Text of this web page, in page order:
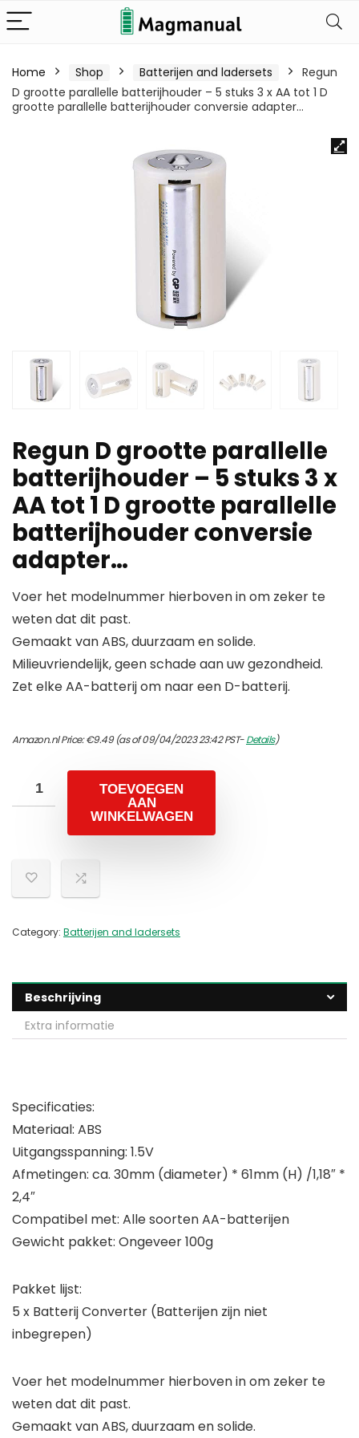
Home Shop Batterijen and ladersets
Regun
D grootte parallelle batterijhouder – 5 stuks 3 x AA tot 1 D
grootte parallelle batterijhouder conversie adapter…
Regun D grootte parallelle
batterijhouder – 5 stuks 3 x
AA tot 1 D grootte parallelle
batterijhouder conversie
adapter…
Voer het modelnummer hierboven in om zeker te
weten dat dit past.
Gemaakt van ABS, duurzaam en solide.
Milieuvriendelijk, geen schade aan uw gezondheid.
Zet elke AA-batterij om naar een D-batterij.
Amazon.nl Price:€9.49(as of 09/04/2023 23:42 PST-Details)
TOEVOEGEN
AAN
WINKELWAGEN
Category: Batterijen and ladersets
Beschrijving
Extra informatie
Specificaties:
Materiaal: ABS
Uitgangsspanning: 1.5V
Afmetingen: ca. 30mm (diameter) * 61mm (H) /1,18″ *
2,4″
Compatibel met: Alle soorten AA-batterijen
Gewicht pakket: Ongeveer 100g
Pakket lijst:
5 x Batterij Converter (Batterijen zijn niet
inbegrepen)
Voer het modelnummer hierboven in om zeker te
weten dat dit past.
Gemaakt van ABS, duurzaam en solide.